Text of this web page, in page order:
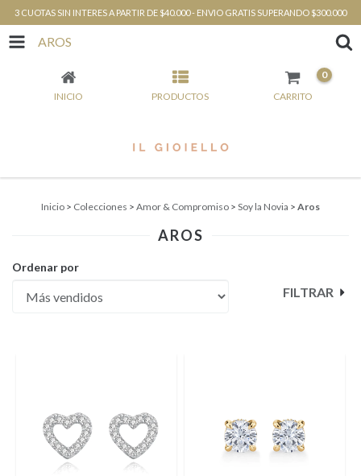
3 CUOTAS SIN INTERES A PARTIR DE $40.000 - ENVIO GRATIS SUPERANDO $300.000
AROS
INICIO PRODUCTOS CARRITO
0
Inicio > Colecciones > Amor & Compromiso > Soy la Novia > Aros
AROS
Ordenar por
FILTRAR